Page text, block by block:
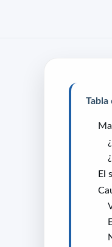
Tabla
El